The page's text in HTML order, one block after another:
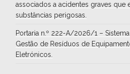
associados a acidentes graves que
substâncias perigosas.
Portaria n.º 222-A/2026/1 –
Gestão de Resíduos de
Eletrónicos.